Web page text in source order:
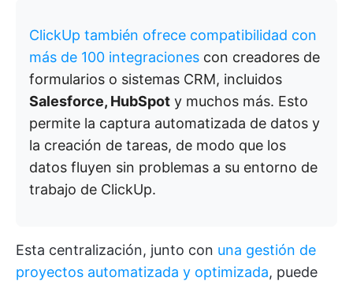
ClickUp también ofrece compatibilidad con
más de 100 integraciones con creadores de
formularios o sistemas CRM, incluidos
Salesforce, HubSpot y muchos más. Esto
permite la captura automatizada de datos y
la creación de tareas, de modo que los
datos fluyen sin problemas a su entorno de
trabajo de ClickUp.
Esta centralización, junto con una gestión de
proyectos automatizada y optimizada, puede